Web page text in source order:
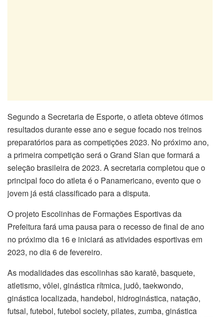
Segundo a Secretaria de Esporte, o atleta obteve ótimos
resultados durante esse ano e segue focado nos treinos
preparatórios para as competições 2023. No próximo ano,
a primeira competição será o Grand Slan que formará a
seleção brasileira de 2023. A secretaria completou que o
principal foco do atleta é o Panamericano, evento que o
jovem já está classificado para a disputa.
O projeto Escolinhas de Formações Esportivas da
Prefeitura fará uma pausa para o recesso de final de ano
no próximo dia 16 e iniciará as atividades esportivas em
2023, no dia 6 de fevereiro.
As modalidades das escolinhas são karatê, basquete,
atletismo, vôlei, ginástica rítmica, judô, taekwondo,
ginástica localizada, handebol, hidroginástica, natação,
futsal, futebol, futebol society, pilates, zumba, ginástica